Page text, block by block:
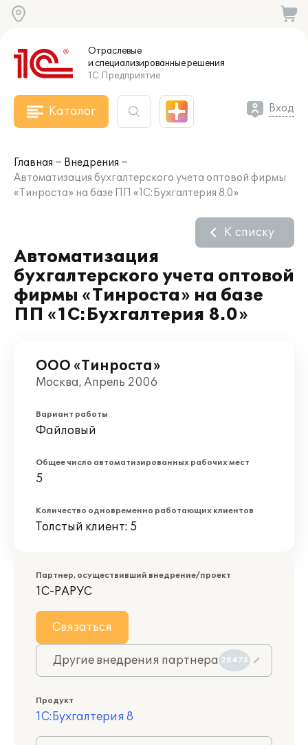
Отраслевые
и специализированныерешения
1С:Предприятие
Каталог Вход
Главная
Внедрения
Автоматизация бухгалтерского учета оптовой фирмы
«Тинроста» на базе ПП «1С:Бухгалтерия 8.0»
Автоматизация
бухгалтерского учета оптовой
фирмы «Тинроста» на базе
ПП «1С:Бухгалтерия 8.0»
К списку
ООО «Тинроста»
Москва, Апрель 2006
Вариант работы
Файловый
Общее число автоматизированных рабочих мест
5
Количество одновременно работающих клиентов
Толстый клиент: 5
Партнер, осуществивший внедрение/проект
1С-РАРУС
Связаться
Другие внедрения партнера 28473
Продукт
1С:Бухгалтерия 8